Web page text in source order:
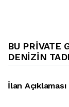
BU PRIVATE
DENIZIN
İlan Açıklaması